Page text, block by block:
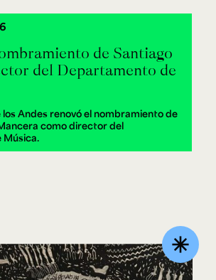
de Santiago
del Departamento de
los Andes renovó el nombramiento de
como director del
Música.
asterisk